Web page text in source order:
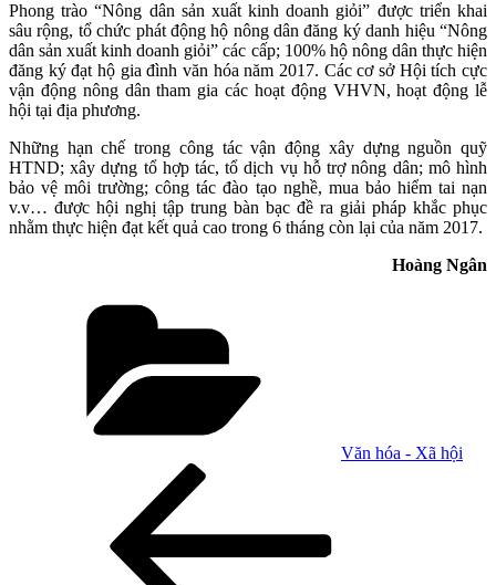
Phong trào “Nông dân sản xuất kinh doanh giỏi” được triển khai
sâu rộng, tổ chức phát động hộ nông dân đăng ký danh hiệu “Nông
dân sản xuất kinh doanh giỏi” các cấp; 100% hộ nông dân thực hiện
đăng ký đạt hộ gia đình văn hóa năm 2017. Các cơ sở Hội tích cực
vận động nông dân tham gia các hoạt động VHVN, hoạt động lễ
hội tại địa phương.
Những hạn chế trong công tác vận động xây dựng nguồn quỹ
HTND; xây dựng tổ hợp tác, tổ dịch vụ hỗ trợ nông dân; mô hình
bảo vệ môi trường; công tác đào tạo nghề, mua bảo hiểm tai nạn
v.v… được hội nghị tập trung bàn bạc đề ra giải pháp khắc phục
nhằm thực hiện đạt kết quả cao trong 6 tháng còn lại của năm 2017.
Hoàng Ngân
Văn hóa - Xã hội